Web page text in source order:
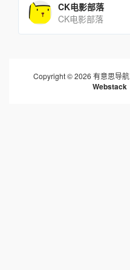
CK电影部落
CK电影部落
Copyright © 2026 有意思导航
Webstack